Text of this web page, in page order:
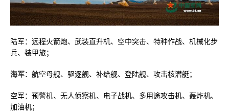
陆军：远程火箭炮、武装直升机、空中突击、特种作战、机械化步
兵、装甲旅；
海军：航空母舰、驱逐舰、补给舰、登陆舰、攻击核潜艇；
空军：预警机、无人侦察机、电子战机、多用途攻击机、轰炸机、
加油机；